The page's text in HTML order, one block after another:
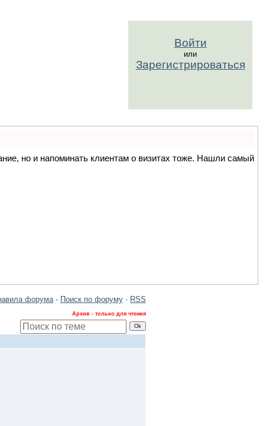
Войти
или
Зарегистрироваться
но и напоминать клиентам о визитах тоже. Нашли самый
форума· Поиск по форуму · RSS
Архив - только для чтения